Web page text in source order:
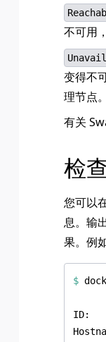
不可用
变得不
理节点。
有关
检
您可以
息。输
果。例
$